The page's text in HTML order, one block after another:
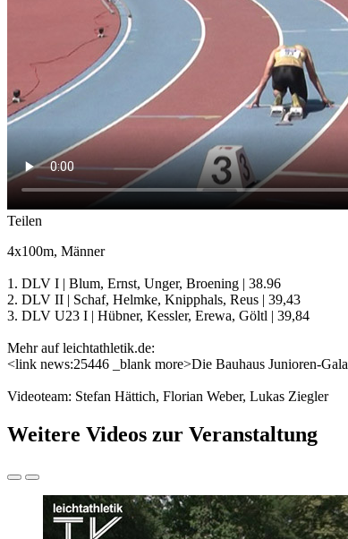
Teilen
4x100m, Männer
1. DLV I | Blum, Ernst, Unger, Broening | 38.96
2. DLV II | Schaf, Helmke, Knipphals, Reus | 39,43
3. DLV U23 I | Hübner, Kessler, Erewa, Göltl | 39,84
Mehr auf leichtathletik.de:
<link news:25446 _blank more>Die Bauhaus Junioren-Gala
Videoteam: Stefan Hättich, Florian Weber, Lukas Ziegler
Weitere Videos zur Veranstaltung